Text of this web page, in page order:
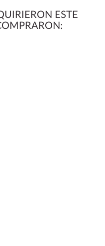
ESTE